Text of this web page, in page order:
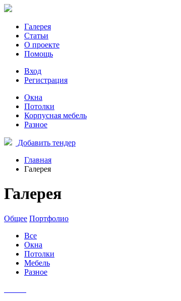
Галерея
Статьи
О проекте
Помощь
Вход
Регистрация
Окна
Потолки
Корпусная мебель
Разное
Добавить тендер
Главная
Галерея
Галерея
Общее Портфолио
Все
Окна
Потолки
Мебель
Разное